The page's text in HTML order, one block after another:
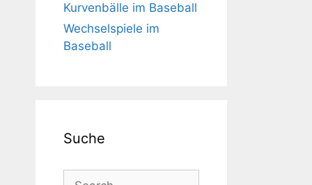
Kurvenbälle im Baseball
Wechselspiele im
Baseball
Suche
Search